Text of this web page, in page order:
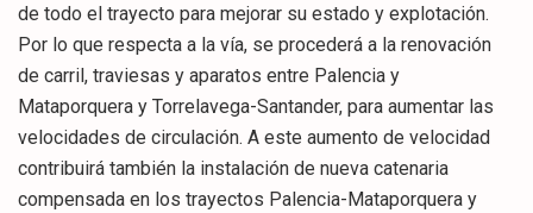
de todo el trayecto para mejorar su estado y explotación.
Por lo que respecta a la vía, se procederá a la renovación
de carril, traviesas y aparatos entre Palencia y
Mataporquera y Torrelavega-Santander, para aumentar las
velocidades de circulación. A este aumento de velocidad
contribuirá también la instalación de nueva catenaria
compensada en los trayectos Palencia-Mataporquera y